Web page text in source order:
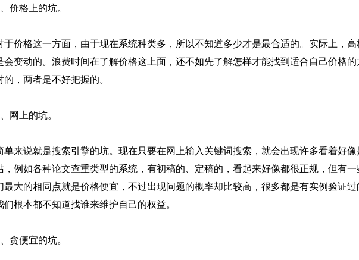
价格上的坑。
于价格这一方面，由于现在系统种类多，所以不知道多少才是最合适的。实际上，高
会变动的。浪费时间在了解价格这上面，还不如先了解怎样才能找到适合自己价格
的，两者是不好把握的。
网上的坑。
单来说就是搜索引擎的坑。现在只要在网上输入关键词搜索，就会出现许多看着好
，例如各种论文查重类型的系统，有初稿的、定稿的，看起来好像都很正规，但有一
最大的相同点就是价格便宜，不过出现问题的概率却比较高，很多都是有实例验证
们根本都不知道找谁来维护自己的权益。
贪便宜的坑。